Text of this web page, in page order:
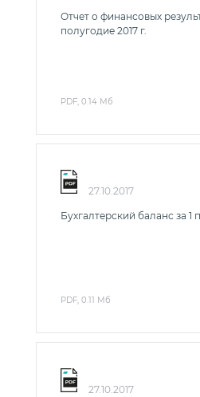
Отчет о финансовых
полугодие 2017 г.
PDF, 0.14 Мб
27.10.2017
Бухгалтерский баланс за 1
PDF, 0.11 Мб
27.10.2017